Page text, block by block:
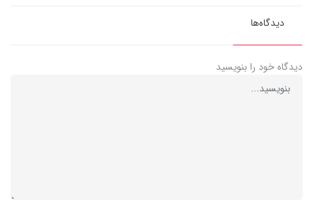
دیدگاه‌ها
دیدگاه خود را بنویسید